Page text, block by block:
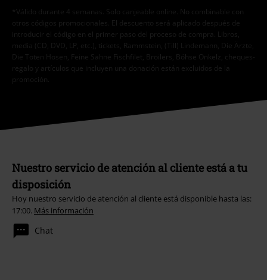
*Válido durante 4 semanas. Solo canjeable online. No combinable con
otros códigos promocionales. El descuento será aplicado después de
introducir el código en el primer paso del proceso de compra. Libros,
media (CD, DVD, LP, etc.), tickets, Rammstein, (Till) Lindemann, Die Ärzte,
Die Toten Hosen, Feine Sahne Fischfilet, Broilers, Böhse Onkelz, cheques-
regalo y artículos que incluyen una donación están excluidos de la
promoción.
Nuestro servicio de atención al cliente está a tu
disposición
Hoy nuestro servicio de atención al cliente está disponible hasta las:
17:00. Más información
Chat